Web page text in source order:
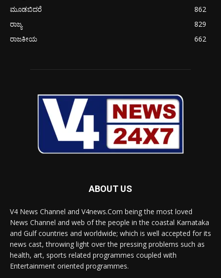
ಮೂಡಬಿದರೆ
862
ರಾಜ್ಯ
829
ರಾಜಕೀಯ
662
ABOUT US
V4 News Channel and V4news.Com being the most loved
News Channel and web of the people in the coastal Karnataka
and Gulf countries and worldwide; which is well accepted for its
news cast, throwing light over the pressing problems such as
health, art, sports related programmes coupled with
Entertainment oriented programmes.